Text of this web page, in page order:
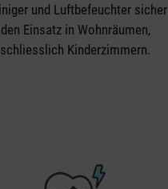
und Luftbefeuchter sicher
Einsatz in Wohnräumen,
Kinderzimmern.